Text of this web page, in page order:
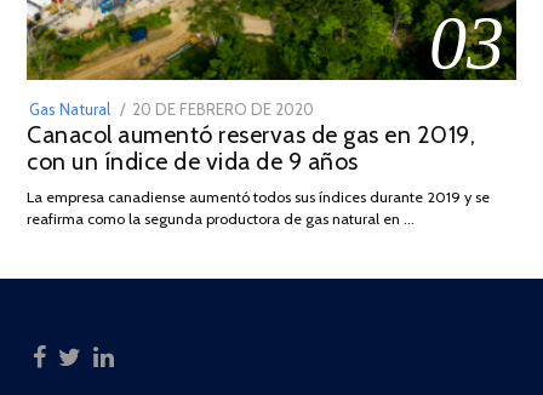
03
Gas Natural
POSTED
ON
20 DE FEBRERO DE 2020
DE
JULIO
2025
Canacol aumentó reservas de gas en 2019,
con un índice de vida de 9 años
La empresa canadiense aumentó todos sus índices durante 2019 y se
reafirma como la segunda productora de gas natural en …